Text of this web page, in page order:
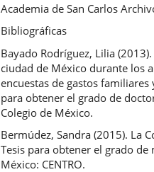
Academia de San Carlos
Bibliográficas
Bayado Rodríguez, Lilia
ciudad de México durante los
encuestas de gastos
para obtener el grado de
Colegio de México.
Bermúdez, Sandra (2015). La
Tesis para obtener el grado
México: CENTRO.